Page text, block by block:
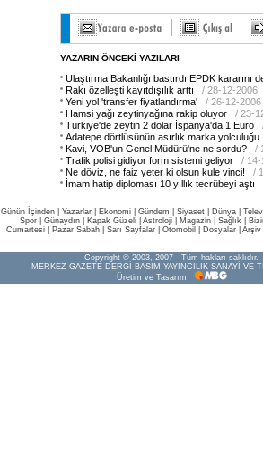
YAZARIN ÖNCEKİ YAZILARI
Ulaştırma Bakanlığı bastırdı EPDK kararını
Rakı özelleşti kayıtdışılık arttı
/ 28-12-2006
Yeni yol 'transfer fiyatlandırma'
/ 26-12-2006
Hamsi yağı zeytinyağına rakip oluyor
/ 23-
Türkiye'de zeytin 2 dolar İspanya'da 1 Euro
Adatepe dörtlüsünün asırlık marka yolculuğu
Kavi, VOB'un Genel Müdürü'ne ne sordu?
/
Trafik polisi gidiyor form sistemi geliyor
/ 14-
Ne döviz, ne faiz yeter ki olsun kule vinci!
/
İmam hatip diploması 10 yıllık tecrübeyi aştı
Günün İçinden Yazarlar Ekonomi Gündem Siyaset Dünya |
Spor
Günaydın Kapak Güzeli Astroloji Magazin Sağlık
Cumartesi
Pazar Sabah Sarı Sayfalar Otomobil Dosyalar Arşiv
Copyright © 2003, 2007 - Tüm hakları saklıdır.
MERKEZ GAZETE DERGİ BASIM YAYINCILIK SANAYİ VE
Üretim ve Tasarım